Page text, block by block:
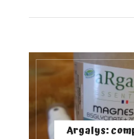
Argalys: